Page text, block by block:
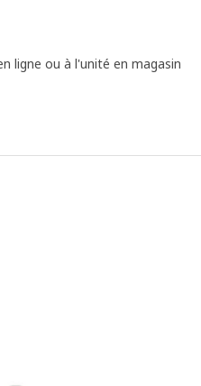
ligne ou à l'unité en magasin